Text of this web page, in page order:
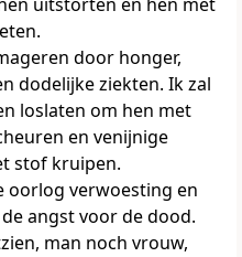
door honger,
dodelijke ziekten. Ik zal
loslaten om hen met
en venijnige
stof kruipen.
oorlog verwoesting en
angst voor de dood.
man noch vrouw,